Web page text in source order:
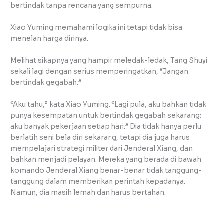
bertindak tanpa rencana yang sempurna.
Xiao Yuming memahami logika ini tetapi tidak bisa
menelan harga dirinya.
Melihat sikapnya yang hampir meledak-ledak, Tang Shuyi
sekali lagi dengan serius memperingatkan, “Jangan
bertindak gegabah.”
“Aku tahu,” kata Xiao Yuming. “Lagi pula, aku bahkan tidak
punya kesempatan untuk bertindak gegabah sekarang;
aku banyak pekerjaan setiap hari.” Dia tidak hanya perlu
berlatih seni bela diri sekarang, tetapi dia juga harus
mempelajari strategi militer dari Jenderal Xiang, dan
bahkan menjadi pelayan. Mereka yang berada di bawah
komando Jenderal Xiang benar-benar tidak tanggung-
tanggung dalam memberikan perintah kepadanya.
Namun, dia masih lemah dan harus bertahan.